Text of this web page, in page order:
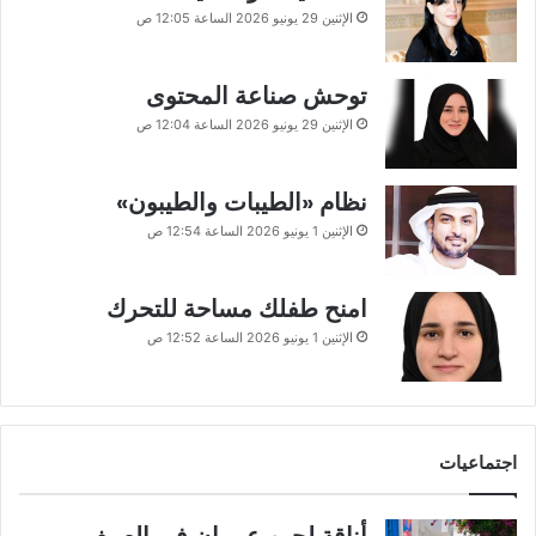
الإثنين 29 يونيو 2026 الساعة 12:05 ص
توحش صناعة المحتوى
الإثنين 29 يونيو 2026 الساعة 12:04 ص
نظام «الطيبات والطيبون»
الإثنين 1 يونيو 2026 الساعة 12:54 ص
امنح طفلك مساحة للتحرك
الإثنين 1 يونيو 2026 الساعة 12:52 ص
اجتماعيات